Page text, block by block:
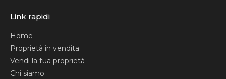
Link rapidi
Home
Proprietà in vendita
Vendi la tua proprietà
Chi siamo